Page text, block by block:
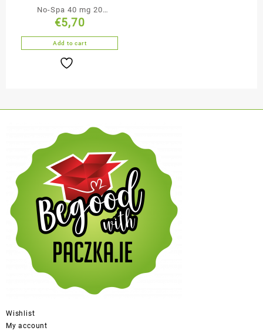
No-Spa 40 mg 20
tabletek
€5,70
Add to cart
Wishlist
My account